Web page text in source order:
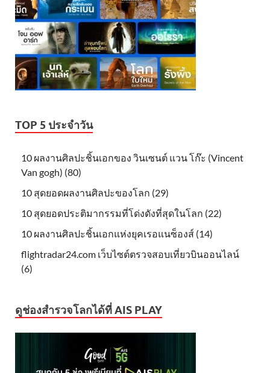
TOP 5 ประจำวัน
10 ผลงานศิลปะชิ้นเอกของ วินเซนต์ แวน โก๊ะ (Vincent
Van gogh) (80)
10 สุดยอดผลงานศิลปะของโลก (29)
10 สุดยอดประติมากรรมที่โด่งดังที่สุดในโลก (22)
10 ผลงานศิลปะชิ้นเอกแห่งยุคเรอแนซ็องส์ (14)
flightradar24.com เว็บไซต์ตรวจสอบเที่ยวบินออนไลน์
(6)
ดูช่องสำรวจโลกได้ที่ AIS PLAY